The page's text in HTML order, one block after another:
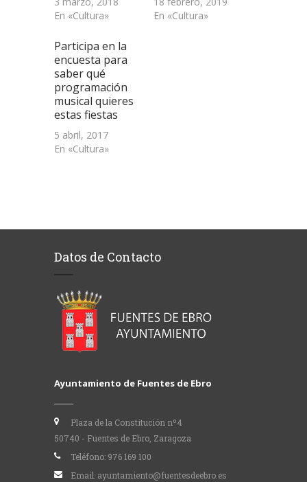
En «Cultura»
En «Cultura»
Participa en la
encuesta para
saber qué
programación
musical quieres
estas fiestas
5 abril, 2017
En «Cultura»
Datos de Contacto
Ayuntamiento de Fuentes de Ebro
Plaza de la Constitución nº4
50740 - Fuentes de Ebro, Zaragoza
Teléfono: 976 169 100
Email: ayuntamiento@fuentesdeebro.es